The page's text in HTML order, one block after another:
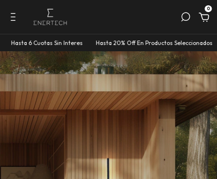
0
6 Cuotas Sin Interes Hasta 20% Off En Productos Seleccionados Hasta